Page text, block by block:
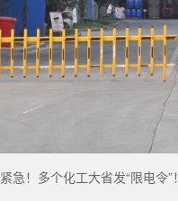
紧急！多个化工大省发“限电令”！